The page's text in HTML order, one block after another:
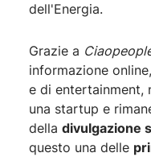
dell'Energia.
Grazie a
informazione
e di entertainment,
una startup e
della divulgazione
questo una delle